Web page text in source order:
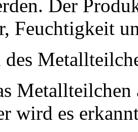
Der
Feuchtigkeit
wird es